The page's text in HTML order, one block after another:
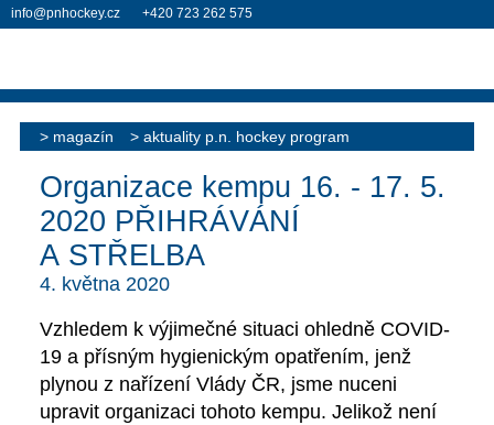
magazín aktuality p.n. hockey program
Organizace kempu 16. - 17. 5.
2020 PŘIHRÁVÁNÍ
A STŘELBA
4. května 2020
Vzhledem k výjimečné situaci ohledně COVID-
19 a přísným hygienickým opatřením, jenž
plynou z nařízení Vlády ČR, jsme nuceni
upravit organizaci tohoto kempu. Jelikož není
info@pnhockey.cz +420 723 262 575